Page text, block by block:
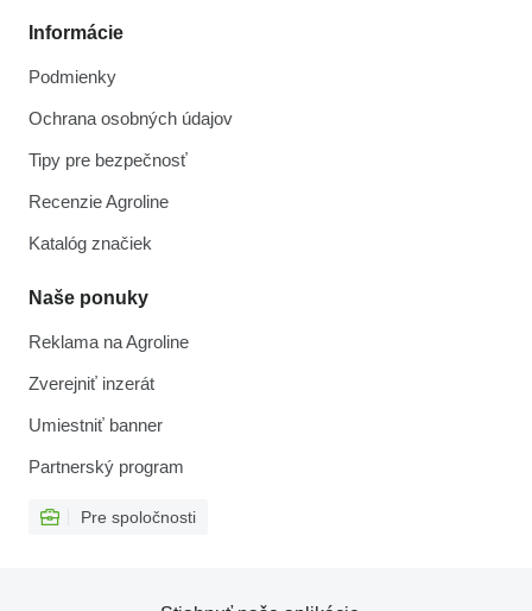
Informácie
Podmienky
Ochrana osobných údajov
Tipy pre bezpečnosť
Recenzie Agroline
Katalóg značiek
Naše ponuky
Reklama na Agroline
Zverejniť inzerát
Umiestniť banner
Partnerský program
Pre spoločnosti